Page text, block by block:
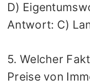
D)
Antwort: C)
5. Welcher
Preise von